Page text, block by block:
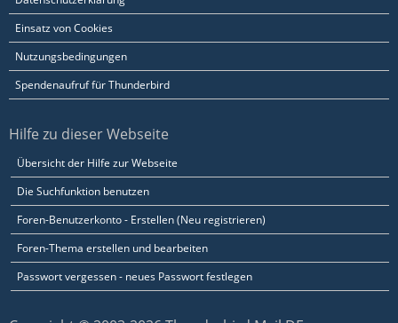
Einsatz von Cookies
Nutzungsbedingungen
Spendenaufruf für Thunderbird
Hilfe zu dieser Webseite
Übersicht der Hilfe zur Webseite
Die Suchfunktion benutzen
Foren-Benutzerkonto - Erstellen (Neu registrieren)
Foren-Thema erstellen und bearbeiten
Passwort vergessen - neues Passwort festlegen